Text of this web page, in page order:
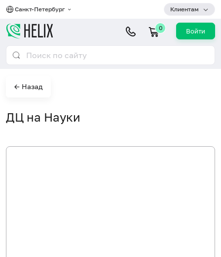
Санкт-Петербург Клиентам
0 Войти
← Назад
ДЦ на Науки